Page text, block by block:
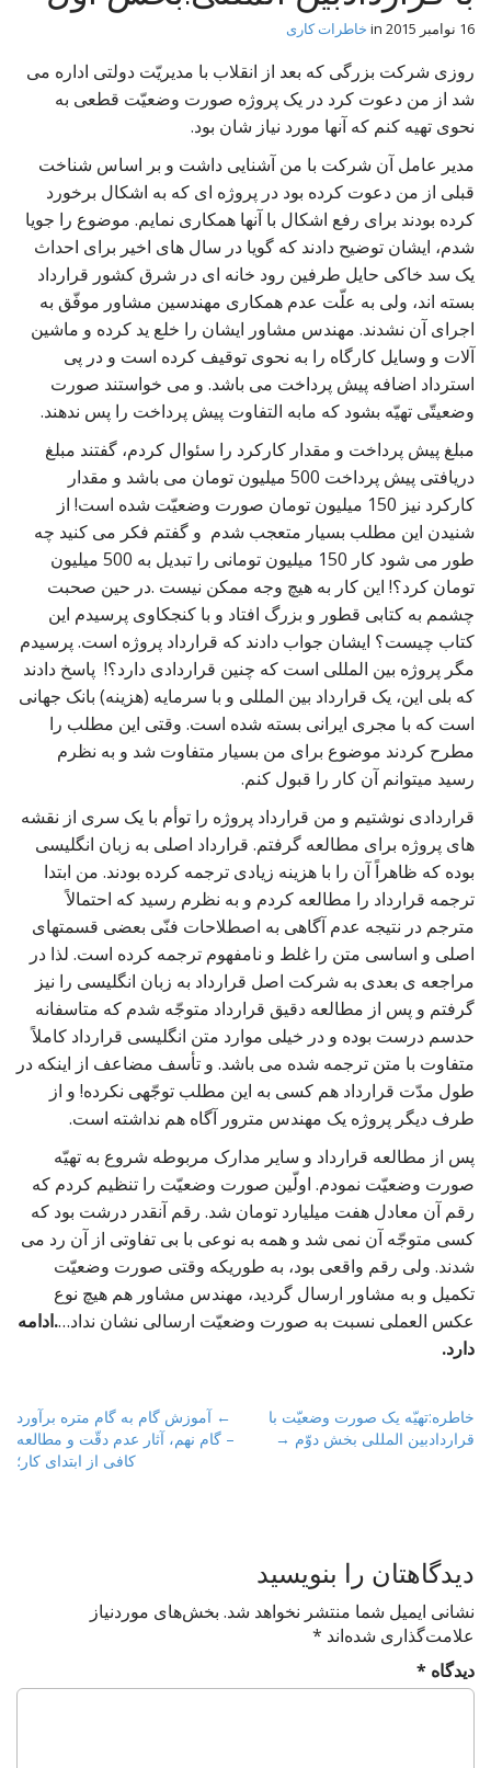
t
16 نوامبر 2015 خاطرات کاری
روزی شرکت بزرگی که بعد از انقلاب با مدیریّت دولتی اداره می
شد از من دعوت کرد در یک پروژه صورت وضعیّت قطعی به
نحوی تهیه کنم که آنها مورد نیاز شان بود.
مدیر عامل آن شرکت با من آشنایی داشت و بر اساس شناخت
قبلی از من دعوت کرده بود در پروژه ای که به اشکال برخورد
کرده بودند برای رفع اشکال با آنها همکاری نمایم. موضوع را جویا
شدم، ایشان توضیح دادند که گویا در سال های اخیر برای احداث
یک سد خاکی حایل طرفین رود خانه ای در شرق کشور قرارداد
بسته اند، ولی به علّت عدم همکاری مهندسین مشاور موفّق به
اجرای آن نشدند. مهندس مشاور ایشان را خلع ید کرده و ماشین
آلات و وسایل کارگاه را به نحوی توقیف کرده است و در پی
استرداد اضافه پیش پرداخت می باشد. و می خواستند صورت
وضعیتّی تهیّه بشود که مابه التفاوت پیش پرداخت را پس ندهند.
مبلغ پیش پرداخت و مقدار کارکرد را سئوال کردم، گفتند مبلغ
دریافتی پیش پرداخت 500 میلیون تومان می باشد و مقدار
کارکرد نیز 150 میلیون تومان صورت وضعیّت شده است! از
شنیدن این مطلب بسیار متعجب شدم و گفتم فکر می کنید چه
طور می شود کار 150 میلیون تومانی را تبدیل به 500 میلیون
تومان کرد؟! این کار به هیچ وجه ممکن نیست .در حین صحبت
چشمم به کتابی قطور و بزرگ افتاد و با کنجکاوی پرسیدم این
کتاب چیست؟ ایشان جواب دادند که قرارداد پروژه است. پرسیدم
مگر پروژه بین المللی است که چنین قراردادی دارد؟! پاسخ دادند
که بلی این، یک قرارداد بین المللی و با سرمایه (هزینه) بانک جهانی
است که با مجری ایرانی بسته شده است. وقتی این مطلب را
مطرح کردند موضوع برای من بسیار متفاوت شد و به نظرم
رسید میتوانم آن کار را قبول کنم.
قراردادی نوشتیم و من قرارداد پروژه را توأم با یک سری از نقشه
های پروژه برای مطالعه گرفتم. قرارداد اصلی به زبان انگلیسی
بوده که ظاهراً آن را با هزینه زیادی ترجمه کرده بودند. من ابتدا
ترجمه قرارداد را مطالعه کردم و به نظرم رسید که احتمالاً
مترجم در نتیجه عدم آگاهی به اصطلاحات فنّی بعضی قسمتهای
اصلی و اساسی متن را غلط و نامفهوم ترجمه کرده است. لذا در
مراجعه ی بعدی به شرکت اصل قرارداد به زبان انگلیسی را نیز
گرفتم و پس از مطالعه دقیق قرارداد متوجّه شدم که متاسفانه
حدسم درست بوده و در خیلی موارد متن انگلیسی قرارداد کاملاً
متفاوت با متن ترجمه شده می باشد. و تأسف مضاعف از اینکه در
طول مدّت قرارداد هم کسی به این مطلب توجّهی نکرده! و از
طرف دیگر پروژه یک مهندس مترور آگاه هم نداشته است.
پس از مطالعه قرارداد و سایر مدارک مربوطه شروع به تهیّه
صورت وضعیّت نمودم. اولّین صورت وضعیّت را تنظیم کردم که
رقم آن معادل هفت میلیارد تومان شد. رقم آنقدر درشت بود که
کسی متوجّه آن نمی شد و همه به نوعی با بی تفاوتی از آن رد می
شدند. ولی رقم واقعی بود، به طوریکه وقتی صورت وضعیّت
تکمیل و به مشاور ارسال گردید، مهندس مشاور هم هیچ نوع
عکس العملی نسبت به صورت وضعیّت ارسالی نشان نداد….ادامه
دارد.
P
o
v
i
g
a
← آموزش گام به گام متره برآورد
– گام نهم، آثار عدم دقّت و مطالعه
کافی از ابتدای کار؛
خاطره:تهیّه یک صورت وضعیّت با
قراردادبین المللی بخش دوّم →
دیدگاهتان را بنویسید
نشانی ایمیل شما منتشر نخواهد شد. بخش‌های موردنیاز
علامت‌گذاری شده‌اند *
دیدگاه *